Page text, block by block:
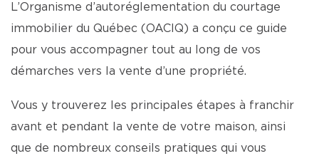
L’Organisme d’autoréglementation du courtage
immobilier du Québec (OACIQ) a conçu ce guide
pour vous accompagner tout au long de vos
démarches vers la vente d’une propriété.
Vous y trouverez les principales étapes à franchir
avant et pendant la vente de votre maison, ainsi
que de nombreux conseils pratiques qui vous